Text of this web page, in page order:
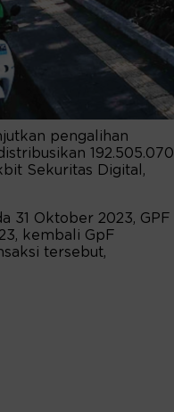
pengalihan
192.505.070
Sekuritas Digital,
31 Oktober 2023, GPF
kembali GpF
tersebut,